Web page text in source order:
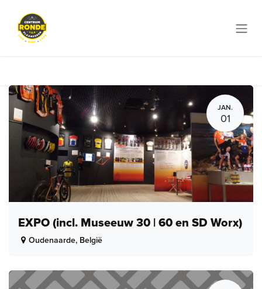
JAN.
01
EXPO (incl. Museeuw 30 | 60 en SD Worx)
Oudenaarde, België